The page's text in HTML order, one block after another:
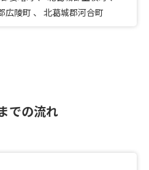
広陵町 、 北葛城郡河合町
での流れ